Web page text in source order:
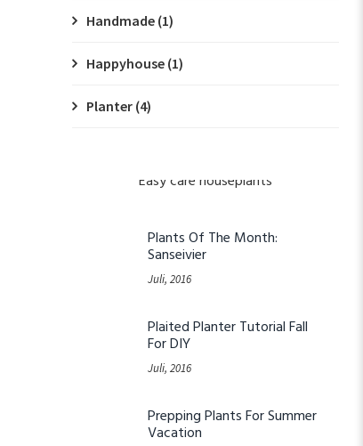
Handmade (1)
Happyhouse (1)
Planter (4)
Easy care houseplants
Plants Of The Month:
Sanseivier
Juli, 2016
Plaited Planter Tutorial Fall
For DIY
Juli, 2016
Prepping Plants For Summer
Vacation